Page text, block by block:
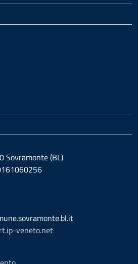
Sovramonte (BL)
veneto.net